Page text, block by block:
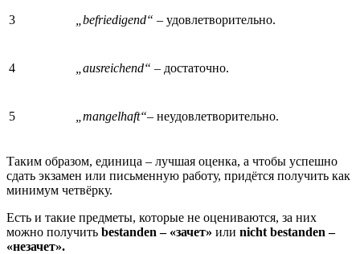
3 „befriedigend“ – удовлетворительно.
4 „ausreichend“ – достаточно.
5 „mangelhaft“– неудовлетворительно.
Таким образом, единица – лучшая оценка, а чтобы успешно
сдать экзамен или письменную работу, придётся получить как
минимум четвёрку.
Есть и такие предметы, которые не оцениваются, за них
можно получить bestanden – «зачет» или nicht bestanden –
«незачет».